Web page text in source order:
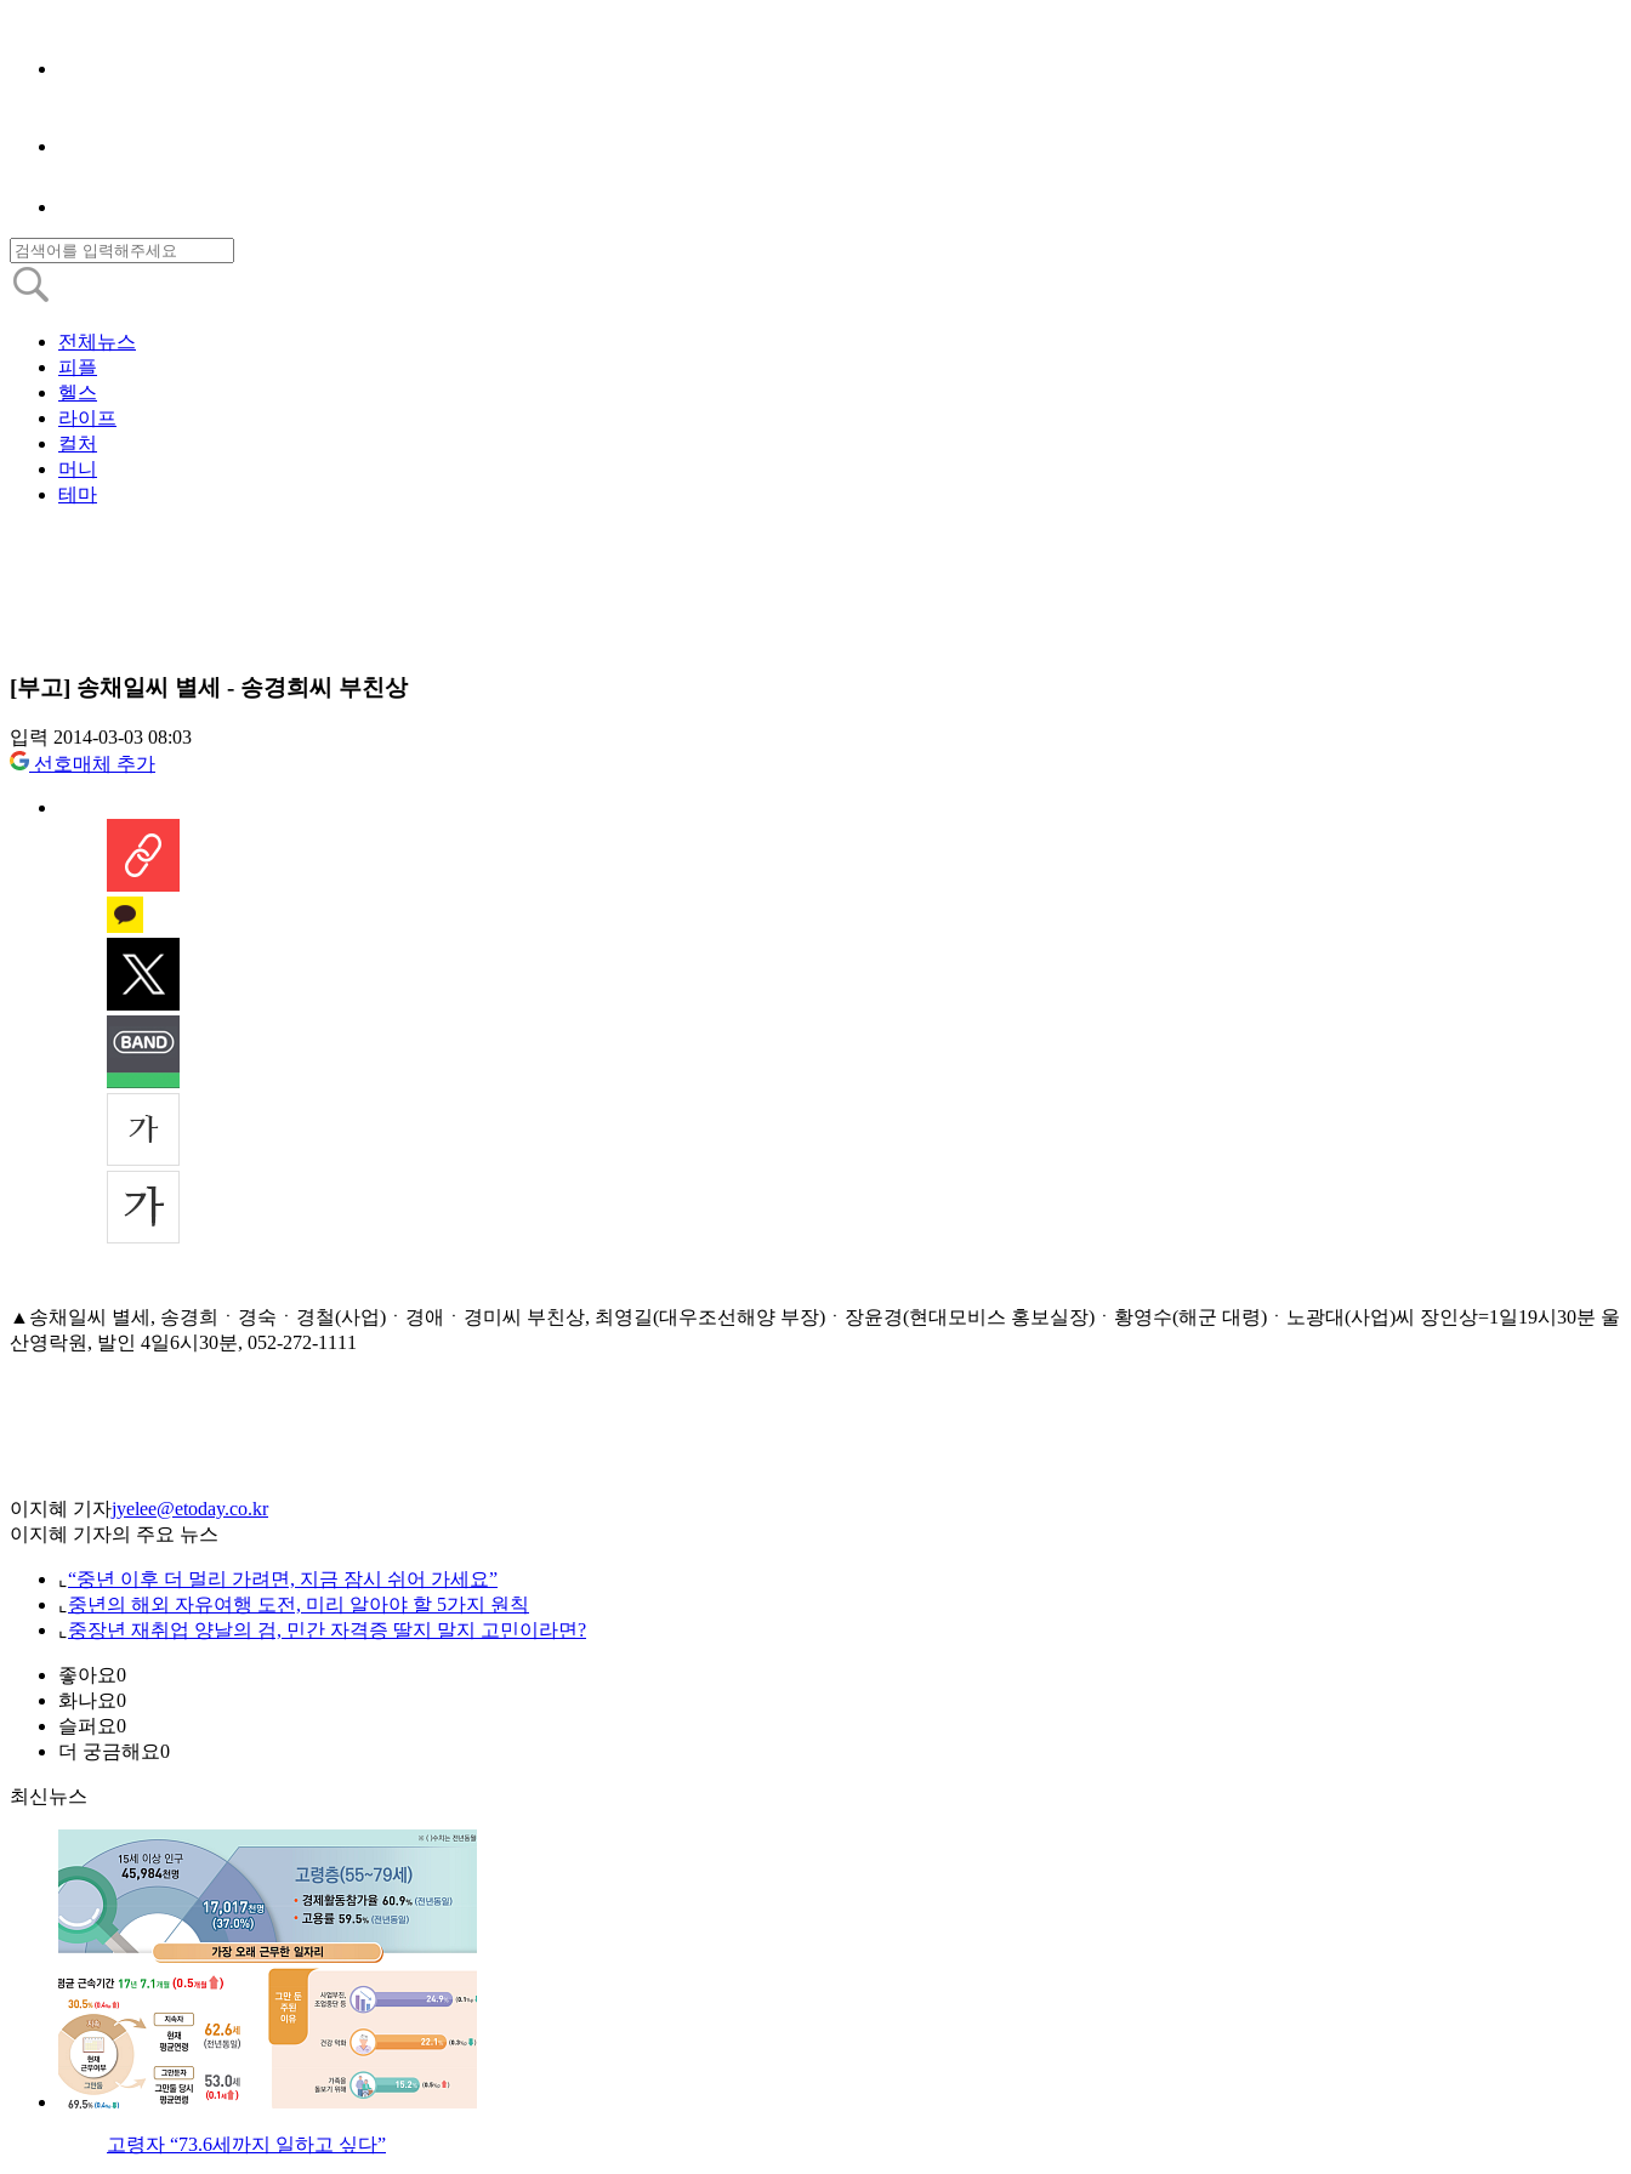
전체뉴스
피플
헬스
라이프
컬처
머니
테마
[부고] 송채일씨 별세 - 송경희씨 부친상
입력 2014-03-03 08:03
선호매체 추가
▲송채일씨 별세, 송경희ㆍ경숙ㆍ경철(사업)ㆍ경애ㆍ경미씨 부친상, 최영길(대우조선해양 부장)ㆍ장윤경(현대모비스 홍보실장)ㆍ황영수(해군 대령)ㆍ노광대(사업)씨 장인상=1일19시30분 울
산영락원, 발인 4일6시30분, 052-272-1111
이지혜 기자jyelee@etoday.co.kr
이지혜 기자의 주요 뉴스
⌞ “중년 이후 더 멀리 가려면, 지금 잠시 쉬어 가세요”
⌞ 중년의 해외 자유여행 도전, 미리 알아야 할 5가지 원칙
⌞ 중장년 재취업 양날의 검, 민간 자격증 딸지 말지 고민이라면?
좋아요0
화나요0
슬퍼요0
더 궁금해요0
최신뉴스
고령자 “73.6세까지 일하고 싶다”